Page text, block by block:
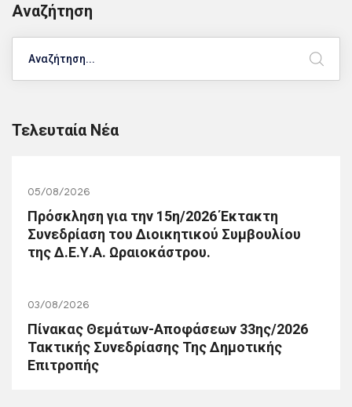
Αναζήτηση
Τελευταία Νέα
05/08/2026
Πρόσκληση για την 15η/2026 Έκτακτη
Συνεδρίαση του Διοικητικού Συμβουλίου
της Δ.Ε.Υ.Α. Ωραιοκάστρου.
03/08/2026
Πίνακας Θεμάτων-Αποφάσεων 33ης/2026
Τακτικής Συνεδρίασης Της Δημοτικής
Επιτροπής